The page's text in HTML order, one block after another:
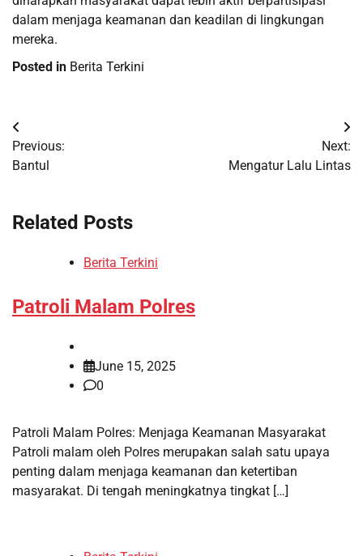
dalam menjaga keamanan dan keadilan di lingkungan
mereka.
Posted in Berita Terkini
Post
navigation
Previous:
Bantul
Next:
Mengatur Lalu Lintas
Related Posts
Berita Terkini
Patroli Malam Polres
June 15, 2025
0
Patroli Malam Polres: Menjaga Keamanan Masyarakat
Patroli malam oleh Polres merupakan salah satu upaya
penting dalam menjaga keamanan dan ketertiban
masyarakat. Di tengah meningkatnya tingkat […]